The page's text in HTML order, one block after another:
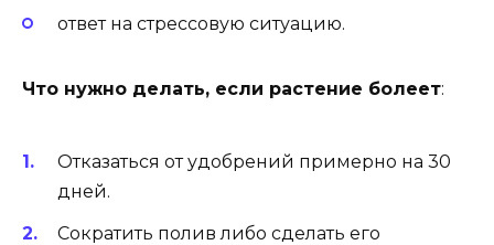
ответ на стрессовую ситуацию.
Что нужно делать, если растение болеет:
Отказаться от удобрений примерно на 30
дней.
Сократить полив либо сделать его